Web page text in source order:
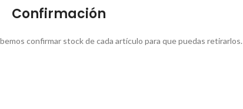
Confirmación
confirmar stock de cada artículo para que puedas retirarlos.